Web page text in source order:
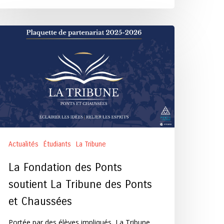
Actualités Étudiants La Tribune
La Fondation des Ponts
soutient La Tribune des Ponts
et Chaussées
Portée par des élèves impliqués, La Tribune